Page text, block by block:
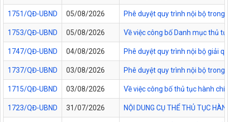
1751/QĐ-UBND 05/08/2026 Phê duyệt quy trình nội bộ
1753/QĐ-UBND 05/08/2026 Về việc công bố Danh mục thủ
1747/QĐ-UBND 04/08/2026 Phê duyệt quy trình nội bộ giải
1737/QĐ-UBND 03/08/2026 Phê duyệt quy trình nội bộ
1715/QĐ-UBND 03/08/2026 Về việc công bố thủ tục hành
1723/QĐ-UBND 31/07/2026 NỘI DUNG CỤ THỂ THỦ TỤC